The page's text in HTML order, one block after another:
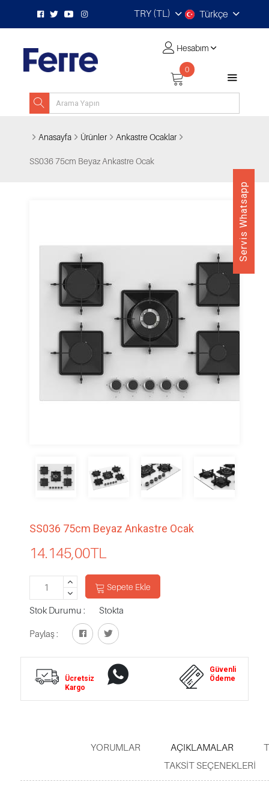
TRY (TL) Türkçe
Hesabım
0
Anasayfa Ürünler Ankastre Ocaklar
SS036 75cm Beyaz Ankastre Ocak
SS036 75cm Beyaz Ankastre Ocak
14.145,00TL
Sepete Ekle
Stok Durumu : Stokta
Paylaş :
Ücretsiz
Kargo
Güvenli
Ödeme
YORUMLAR AÇIKLAMALAR
TAKSIT SEÇENEKLERI
Servis Whatsapp